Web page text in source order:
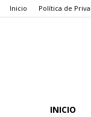
Inicio Política de
INICIO